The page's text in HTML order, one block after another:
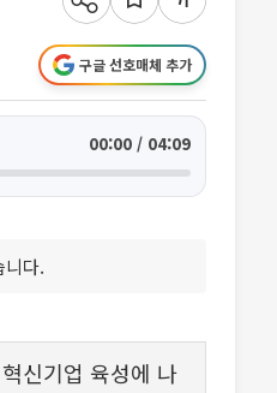
구글 선호매체 추가
00:00 / 04:09
니다.
신기업 육성에 나